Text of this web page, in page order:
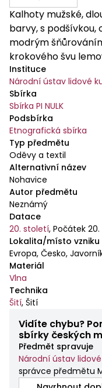
Kalhoty mužské,
barvy, s
modrým
krokového švu
červeného sukna.
Instituce
Národní ústav lidové
Sbírka
Sbírka PI NULK
Podsbírka
Etnografická sbírka
Typ předmětu
Oděvy a textil
Alternativní název
Nohavice
Autor předmětu
Neznámý
Datace
20. století, Počátek
Lokalita/místo vzniku
Evropa, Česko,
Materiál
Vlna
Technika
Šití, Šití
Vidíte chybu?
sbírky českých
Předmět spravuje
Národní ústav
správce předmětu